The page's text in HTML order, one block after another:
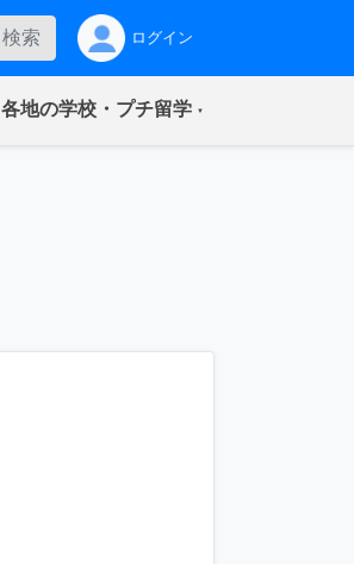
検索 ログイン
各地の学校・プチ留学(current)